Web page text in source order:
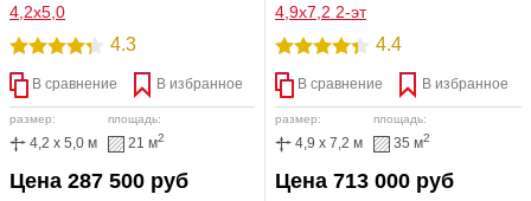
4,2х5,0
4.3
В сравнение В избранное
размер:
4,2 x 5,0 м
площадь:
21 м2
Цена 287 500 руб
4,9х7,2 2-эт
4.4
В сравнение В избранное
размер:
4,9 x 7,2 м
площадь:
35 м2
Цена 713 000 руб